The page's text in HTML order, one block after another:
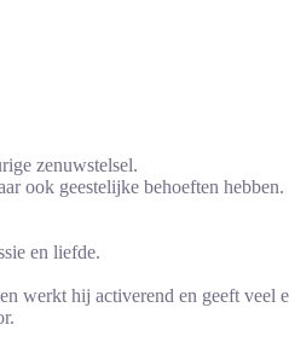
zenuwstelsel.
ook geestelijke behoeften hebben.
en liefde.
werkt hij activerend en geeft